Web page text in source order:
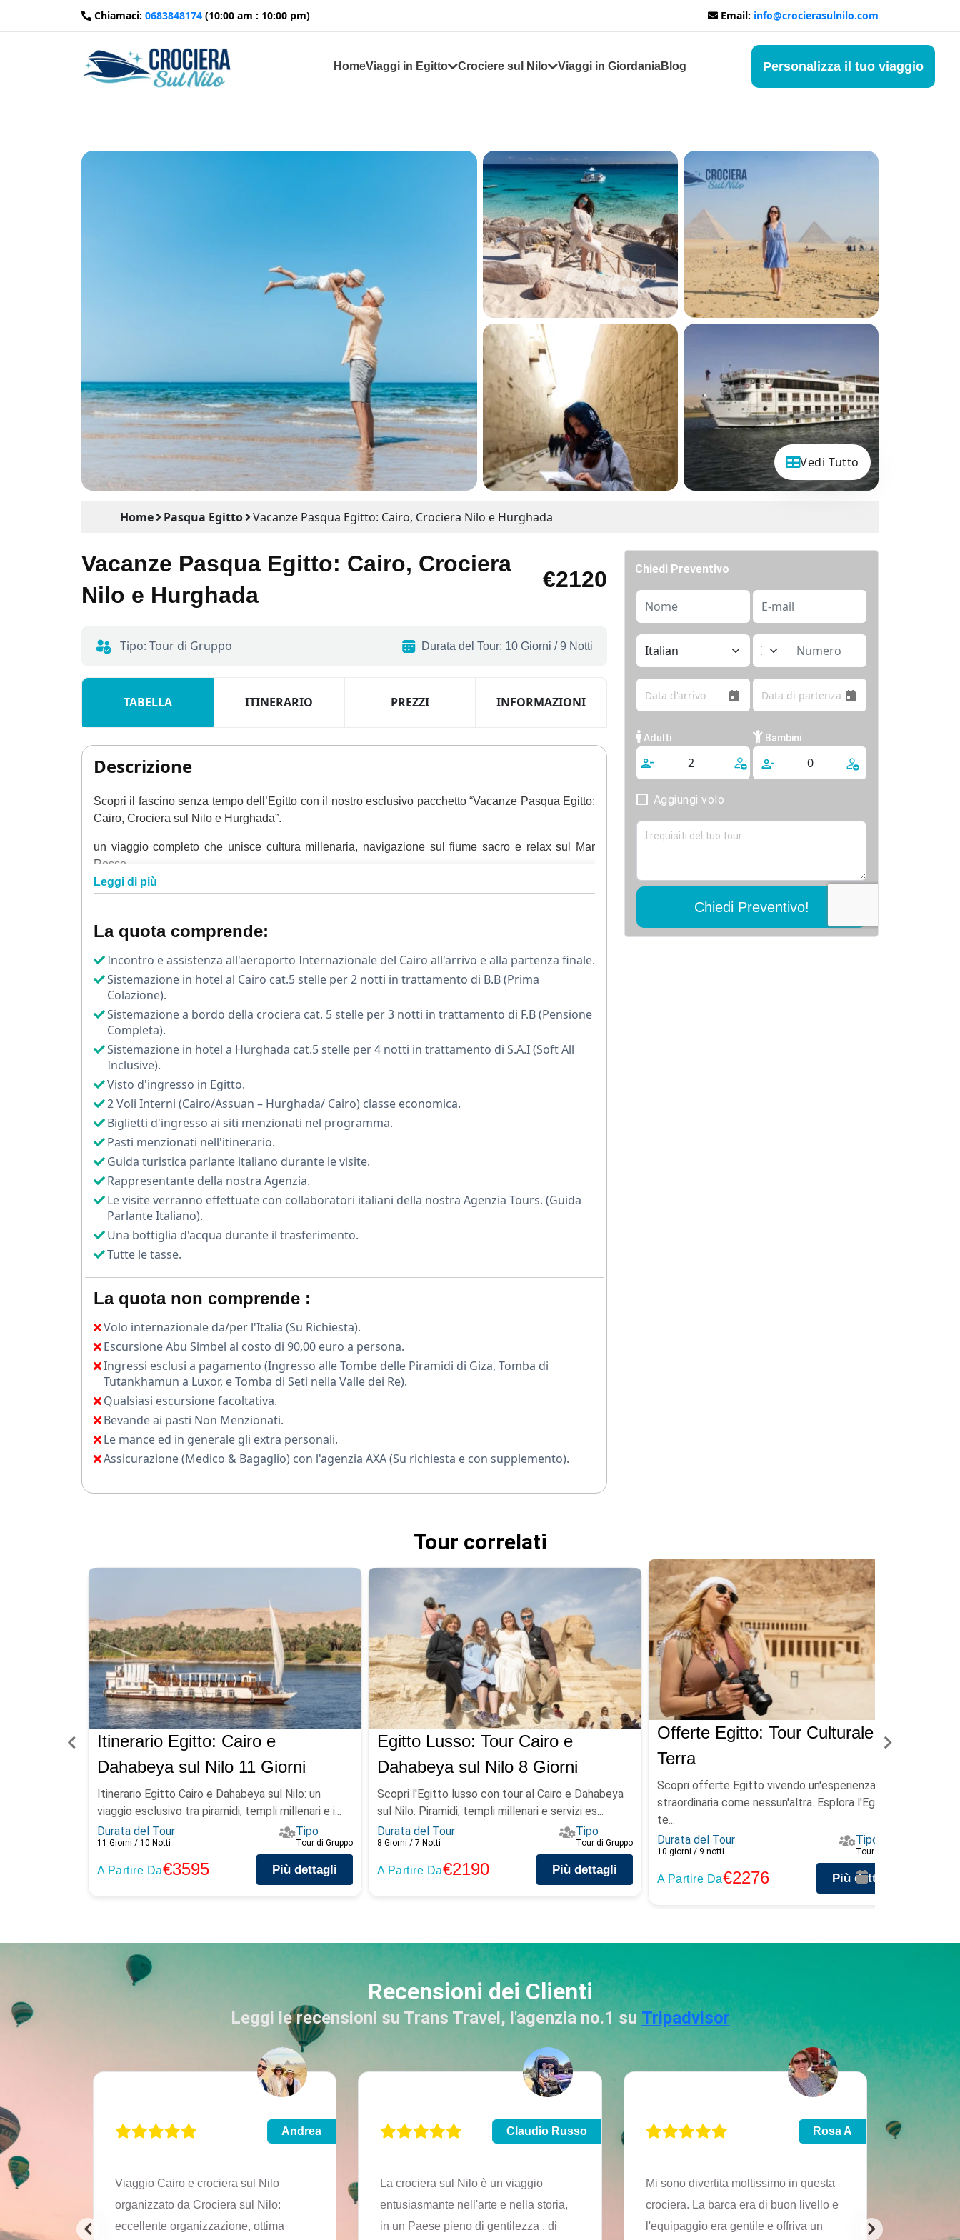
Chiamaci: 0683848174 (10:00 am : 10:00 pm) Email: info@crocierasulnilo.com
HomeViaggi in Egitto Crociere sul Nilo Viaggi in GiordaniaBlog Personalizza il tuo viaggio
Vedi Tutto
Home Pasqua Egitto Vacanze Pasqua Egitto: Cairo, Crociera Nilo e Hurghada
Vacanze Pasqua Egitto: Cairo, Crociera
Nilo e Hurghada
€2120
Tipo: Tour di Gruppo Durata del Tour: 10 Giorni / 9 Notti
TABELLA ITINERARIO PREZZI INFORMAZIONI
Descrizione
Scopri il fascino senza tempo dell’Egitto con il nostro esclusivo pacchetto “Vacanze Pasqua Egitto:
Cairo, Crociera sul Nilo e Hurghada”.
un viaggio completo che unisce cultura millenaria, navigazione sul fiume sacro e relax sul Mar
Rosso.
L’avventura inizia alCairo, capitale vibrante e ricca di storia, dove potrai visitare le iconiche
Ammirerai le maestose piramidi di Cheope, Chefren e Micerino, insieme alla misteriosa Sfinge, in
uno dei siti archeologici più affascinanti al mondo.
La giornata prosegue con la visita alGrande Museo Egizio, che ospita una straordinaria
collezione di reperti, statue e tesori dei faraoni, offrendo un’immersione unica nella storia dell’antico
Egitto.
Dopo il Cairo, il viaggio continua con una suggestiva crociera sul Nilo daAssuana Luxor
un’esperienza indimenticabile tra paesaggi incantevoli e siti archeologici leggendari.
Ad Assuan visiterai il romantico
navigazione farai tappa a Kom Ombo, con il suo tempio dedicato a Sobek e Horus, e a Edfu, dove
potrai ammirare il magnifico Tempio di Horus.
Arrivato a Luxor, scoprirai il maestoso Tempio di Karnak, il Tempio di Luxor, la Valle dei Re,
Tempio di Hatshepsut
Il viaggio si conclude aHurghada, rinomata località sul Mar Rosso, dove potrai rilassarti tra
spiagge dorate, acque cristalline e fondali ricchi di vita marina.
Questo pacchetto rappresenta la combinazione perfetta di cultura, avventura e relax, ideale per
vivere una Pasqua indimenticabile in Egitto, tra emozioni, bellezza e tradizione.
Leggi di più
La quota comprende:
Incontro e assistenza all'aeroporto Internazionale del Cairo all'arrivo e alla partenza finale.
Sistemazione in hotel al Cairo cat.5 stelle per 2 notti in trattamento di B.B (Prima
Colazione).
Sistemazione a bordo della crociera cat. 5 stelle per 3 notti in trattamento di F.B (Pensione
Completa).
Sistemazione in hotel a Hurghada cat.5 stelle per 4 notti in trattamento di S.A.I (Soft All
Inclusive).
Visto d'ingresso in Egitto.
2 Voli Interni (Cairo/Assuan – Hurghada/ Cairo) classe economica.
Biglietti d'ingresso ai siti menzionati nel programma.
Pasti menzionati nell'itinerario.
Guida turistica parlante italiano durante le visite.
Rappresentante della nostra Agenzia.
Le visite verranno effettuate con collaboratori italiani della nostra Agenzia Tours. (Guida
Parlante Italiano).
Una bottiglia d'acqua durante il trasferimento.
Tutte le tasse.
La quota non comprende :
Volo internazionale da/per l'Italia (Su Richiesta).
Escursione Abu Simbel al costo di 90,00 euro a persona.
Ingressi esclusi a pagamento (Ingresso alle Tombe delle Piramidi di Giza, Tomba di
Tutankhamun a Luxor, e Tomba di Seti nella Valle dei Re).
Qualsiasi escursione facoltativa.
Bevande ai pasti Non Menzionati.
Le mance ed in generale gli extra personali.
Assicurazione (Medico & Bagaglio) con l'agenzia AXA (Su richiesta e con supplemento).
Chiedi Preventivo
Adulti Bambini
Aggiungi volo
Chiedi Preventivo!
Tour correlati
Itinerario Egitto: Cairo e
Dahabeya sul Nilo 11 Giorni
Itinerario Egitto Cairo e Dahabeya sul Nilo: un
viaggio esclusivo tra piramidi, templi millenari e i...
Durata del Tour
11 Giorni / 10 Notti
Tipo
Tour di Gruppo
A Partire Da€3595 Più dettagli
Egitto Lusso: Tour Cairo e
Dahabeya sul Nilo 8 Giorni
Scopri l'Egitto lusso con tour al Cairo e Dahabeya
sul Nilo: Piramidi, templi millenari e servizi es...
Durata del Tour
8 Giorni / 7 Notti
Tipo
Tour di Gruppo
A Partire Da€2190 Più dettagli
Offerte Egitto: Tour Culturale Via
Terra
Scopri offerte Egitto vivendo un'esperienza
straordinaria come nessun'altra. Esplora l'Egitto via
te...
Durata del Tour
10 giorni / 9 notti
Tipo
Tour di Gruppo
A Partire Da€2276 Più dettagli
Recensioni dei Clienti
Leggi le recensioni su Trans Travel, l'agenzia no.1 su Tripadvisor
Martina Andrea
Viaggio Cairo e crociera sul Nilo
organizzato da Crociera sul Nilo:
eccellente organizzazione, ottima
Claudio Russo
La crociera sul Nilo è un viaggio
entusiasmante nell'arte e nella storia,
in un Paese pieno di gentilezza , di
Rosa A
Mi sono divertita moltissimo in questa
crociera. La barca era di buon livello e
l'equipaggio era gentile e offriva un